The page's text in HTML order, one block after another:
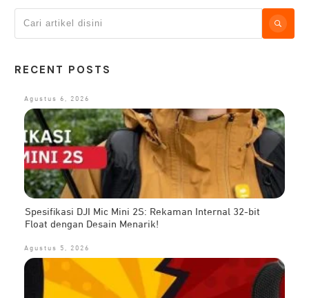
RECENT POSTS
Agustus 6, 2026
Spesifikasi DJI Mic Mini 2S: Rekaman Internal 32-bit
Float dengan Desain Menarik!
Agustus 5, 2026